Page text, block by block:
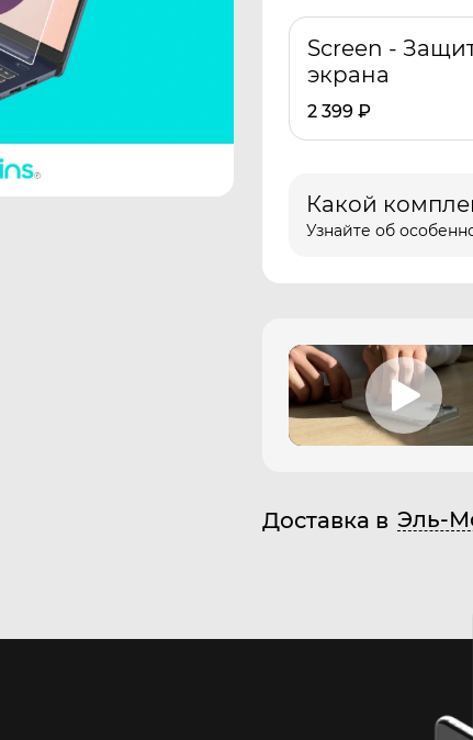
Screen -
экрана
2 399 ₽
Какой
Узнайте об
Доставка в Эль-